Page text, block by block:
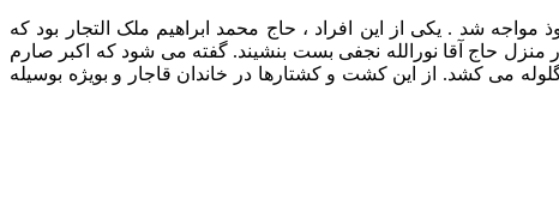
شد . یکی از این افراد ، حاج محمد ابراهیم ملک التجار بود که
حاج آقا نورالله نجفی بست بنشیند. گفته می شود که اکبر صارم
می کشد. از این کشت و کشتارها در خاندان قاجار و بویژه بوسیله